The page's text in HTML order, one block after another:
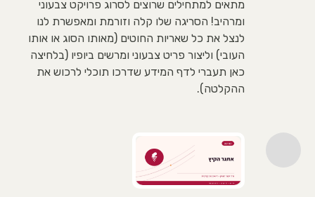
מתאים למתחילים שרוצים לסרוג פרויקט צבעוני
ומרהיב! הסריגה שלו קלה וזורמת ומאפשרת לנו
לנצל את כל שאריות החוטים (מאותו הסוג או אותו
העובי) וליצור פריט צבעוני ומרשים ביופיו (בלחיצה
כאן תעברי לדף המידע שדרכו תוכלי לרכוש את
ההקלטה).